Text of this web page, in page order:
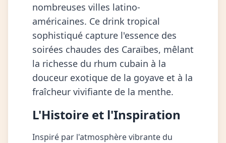
nombreuses villes latino-
américaines. Ce drink tropical
sophistiqué capture l'essence des
soirées chaudes des Caraïbes, mêlant
la richesse du rhum cubain à la
douceur exotique de la goyave et à la
fraîcheur vivifiante de la menthe.
L'Histoire et l'Inspiration
Inspiré par l'atmosphère vibrante du